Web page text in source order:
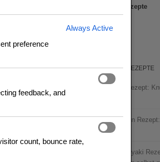
knusprigem
Frühere Rezepte
NEUESTE REZEPTE
Gyoza Rezept:
Oyakodon
Ei-Gericht
Okonomiyaki
Always Active
preference
feedback, and
count, bounce rate,